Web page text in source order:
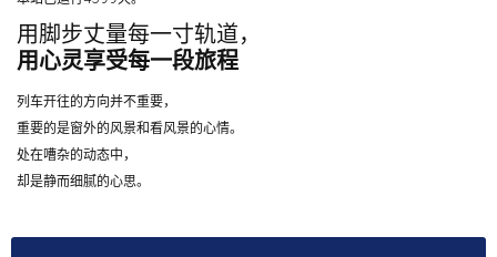
用脚步丈量每一寸轨道，
用心灵享受每一段旅程
列车开往的方向并不重要，
重要的是窗外的风景和看风景的心情。
处在嘈杂的动态中，
却是静而细腻的心思。